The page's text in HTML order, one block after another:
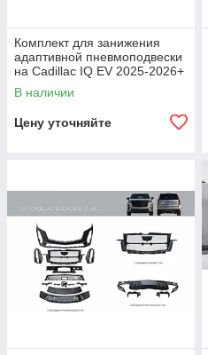
Комплект для занижения
адаптивной пневмоподвески
на Cadillac IQ EV 2025-2026+
Кадиллак клиренс дорожный
просвет
В наличии
Цену уточняйте